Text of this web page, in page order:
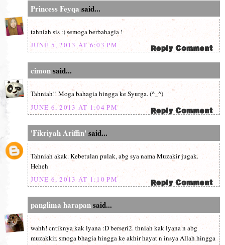
Princess Feyqa said...
tahniah sis :) semoga berbahagia !
JUNE 5, 2013 AT 6:03 PM
cimonsaid...
Tahniah!! Moga bahagia hingga ke Syurga. (^_^)
JUNE 6, 2013 AT 1:04 PM
'Fikriyah Ariffin' said...
Tahniah akak. Kebetulan pulak, abg sya nama Muzakir jugak.
Heheh
JUNE 6, 2013 AT 1:10 PM
panglima harapansaid...
wahh! cntiknya kak lyana :D berseri2. thniah kak lyana n abg
muzakkir. smoga bhagia hingga ke akhir hayat n insya Allah hingga